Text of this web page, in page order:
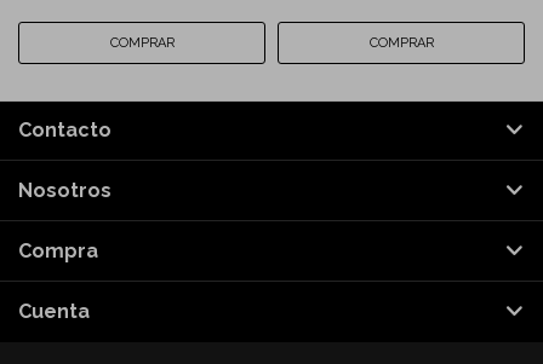
Contacto
Nosotros
Compra
Cuenta